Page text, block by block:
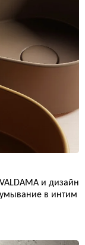
и дизайн
в интим